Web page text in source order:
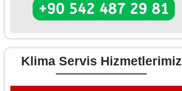
Klima Servis Hizmetlerimiz